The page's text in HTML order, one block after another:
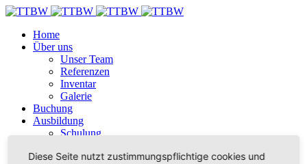
Home
Über uns
Unser Team
Referenzen
Inventar
Galerie
Buchung
Ausbildung
Schulung
Login
Diese Seite nutzt zustimmungspflichtige cookies und